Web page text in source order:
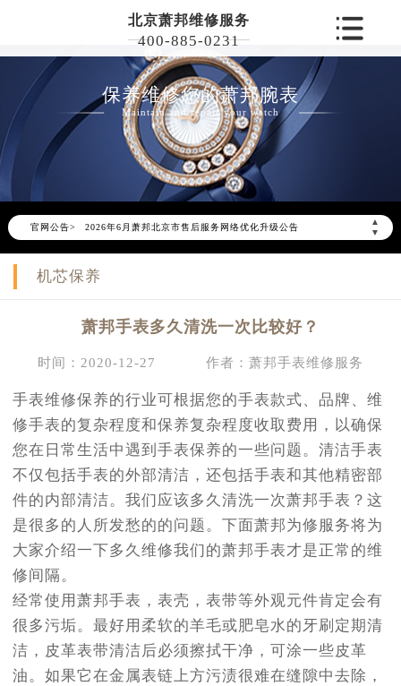
北京萧邦维修服务
400-885-0231
保养维修您的萧邦腕表
Maintain and repair your watch
官网公告>
▲
▼
2026年6月萧邦北京市售后服务网络优化升级公告
2026年6月北京市萧邦官方售后客户服务热线：400-885-0231
2026年6月萧邦售后服务中心最新网点地址：
节假日正常营业！
机芯保养
萧邦手表多久清洗一次比较好？
时间：2020-12-27 作者：萧邦手表维修服务
手表维修保养的行业可根据您的手表款式、品牌、维
修手表的复杂程度和保养复杂程度收取费用，以确保
您在日常生活中遇到手表保养的一些问题。清洁手表
不仅包括手表的外部清洁，还包括手表和其他精密部
件的内部清洁。我们应该多久清洗一次萧邦手表？这
是很多的人所发愁的的问题。下面萧邦为修服务将为
大家介绍一下多久维修我们的萧邦手表才是正常的维
修间隔。
经常使用萧邦手表，表壳，表带等外观元件肯定会有
很多污垢。最好用柔软的羊毛或肥皂水的牙刷定期清
洁，皮革表带清洁后必须擦拭干净，可涂一些皮革
油。如果它在金属表链上方污渍很难在缝隙中去除，